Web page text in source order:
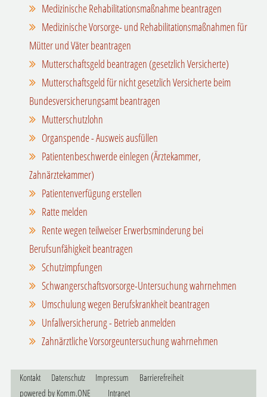
Medizinische Rehabilitationsmaßnahme beantragen
Medizinische Vorsorge- und Rehabilitationsmaßnahmen für
Mütter und Väter beantragen
Mutterschaftsgeld beantragen (gesetzlich Versicherte)
Mutterschaftsgeld für nicht gesetzlich Versicherte beim
Bundesversicherungsamt beantragen
Mutterschutzlohn
Organspende - Ausweis ausfüllen
Patientenbeschwerde einlegen (Ärztekammer,
Zahnärztekammer)
Patientenverfügung erstellen
Ratte melden
Rente wegen teilweiser Erwerbsminderung bei
Berufsunfähigkeit beantragen
Schutzimpfungen
Schwangerschaftsvorsorge-Untersuchung wahrnehmen
Umschulung wegen Berufskrankheit beantragen
Unfallversicherung - Betrieb anmelden
Zahnärztliche Vorsorgeuntersuchung wahrnehmen
Kontakt Datenschutz Impressum
Barrierefreiheit
powered by Komm.ONE Intranet